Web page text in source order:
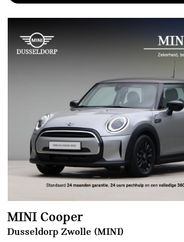
MINI Cooper
Dusseldorp Zwolle (MINI)